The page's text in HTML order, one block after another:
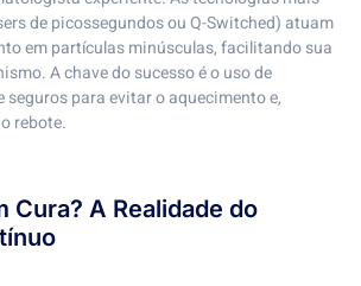
de picossegundos ou Q-Switched) atuam
em partículas minúsculas, facilitando sua
A chave do sucesso é o uso de
seguros para evitar o aquecimento e,
rebote.
Cura? A Realidade do